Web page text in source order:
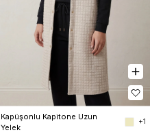
Kapüşonlu Kapitone Uzun
Yelek
+1